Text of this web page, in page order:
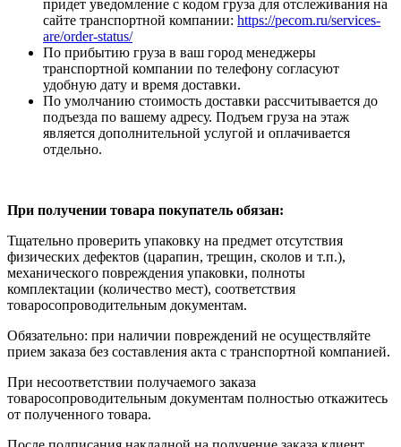
придет уведомление с кодом груза для отслеживания на
сайте транспортной компании: https://pecom.ru/services-
are/order-status/
По прибытию груза в ваш город менеджеры
транспортной компании по телефону согласуют
удобную дату и время доставки.
По умолчанию стоимость доставки рассчитывается до
подъезда по вашему адресу. Подъем груза на этаж
является дополнительной услугой и оплачивается
отдельно.
При получении товара покупатель обязан:
Тщательно проверить упаковку на предмет отсутствия
физических дефектов (царапин, трещин, сколов и т.п.),
механического повреждения упаковки, полноты
комплектации (количество мест), соответствия
товаросопроводительным документам.
Обязательно: при наличии повреждений не осуществляйте
прием заказа без составления акта с транспортной компанией.
При несоответствии получаемого заказа
товаросопроводительным документам полностью откажитесь
от полученного товара.